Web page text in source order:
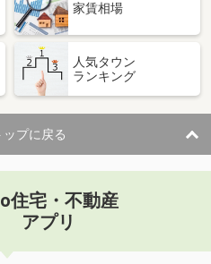
県横浜市港北区日吉５
川県横浜市港北区日吉２
家賃相場
人気タウン
ランキング
プに戻る
住宅・不動産
アプリ